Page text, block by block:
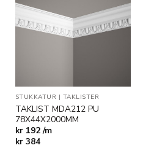
Legg til
i
ønskeliste
STUKKATUR | TAKLISTER
TAKLIST MDA212 PU
78X44X2000MM
kr 192 /m
kr384